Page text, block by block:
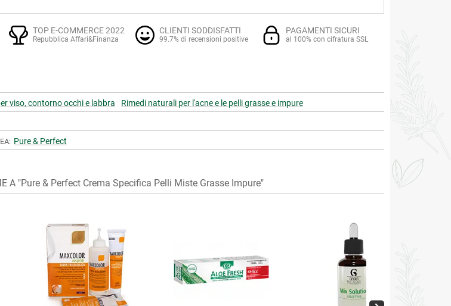
TOP E-COMMERCE 2022
Repubblica Affari&Finanza
CLIENTI SODDISFATTI
99.7% di recensioni positive
PAGAMENTI SICURI
al 100% con cifratura SSL
viso, contorno occhi e labbra Rimedi naturali per l'acne e le pelli grasse e impure
Pure & Perfect
A "Pure & Perfect Crema Specifica Pelli Miste Grasse Impure"